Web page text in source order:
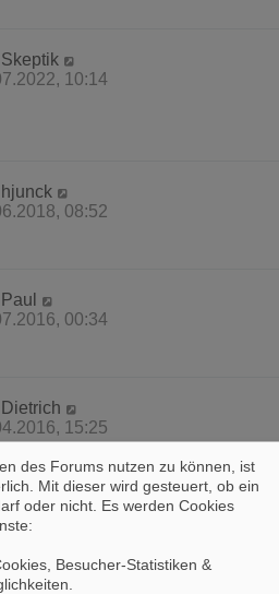
Skeptik
10:14
hjunck
08:52
Paul
00:34
Dietrich
15:25
Wallenstein
15:15
des Forums nutzen zu können, ist
Mit dieser wird gesteuert, ob ein
oder nicht. Es werden Cookies
Besucher-Statistiken &